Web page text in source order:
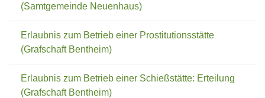
(Samtgemeinde Neuenhaus)
Erlaubnis zum Betrieb einer Prostitutionsstätte
(Grafschaft Bentheim)
Erlaubnis zum Betrieb einer Schießstätte: Erteilung
(Grafschaft Bentheim)